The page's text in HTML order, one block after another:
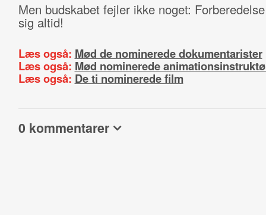
Men budskabet fejler ikke noget:
sig altid!
Læs også: Mød de nominerede dokumentarister
Læs også: Mød nominerede
Læs også: De ti nominerede film
0 kommentarer